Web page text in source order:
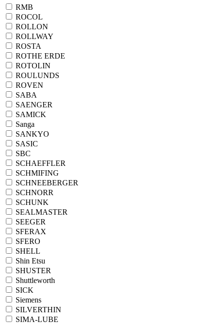
RMB
ROCOL
ROLLON
ROLLWAY
ROSTA
ROTHE ERDE
ROTOLIN
ROULUNDS
ROVEN
SABA
SAENGER
SAMICK
Sanga
SANKYO
SASIC
SBC
SCHAEFFLER
SCHMIFING
SCHNEEBERGER
SCHNORR
SCHUNK
SEALMASTER
SEEGER
SFERAX
SFERO
SHELL
Shin Etsu
SHUSTER
Shuttleworth
SICK
Siemens
SILVERTHIN
SIMA-LUBE